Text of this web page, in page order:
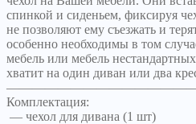
спинкой и сиденьем, фиксируя
не позволяют ему съезжать и
особенно необходимы в том
мебель или мебель
хватит на один диван или два
Комплектация:
— чехол для дивана (1 шт)